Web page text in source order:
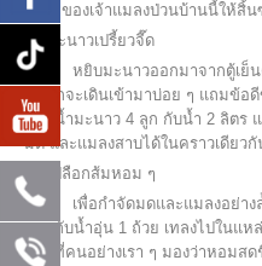
อาศัยของเจ้าแมลงป่วนบ้านนี้ให้สิ้น
6. มะนาวเปรี้ยวจี๊ด
หยิบมะนาวออกมาจากตู้เย็นด่
มดมักจะเดินเข้ามาบ่อย ๆ แถมข้อ
ผสมน้ำมะนาว 4 ลูก กับน้ำ 2 ลิตร
มด และแมลงสาบได้ในคราวเดียว
7. เปลือกส้มหอม ๆ
เพื่อกำจัดมดและแมลงอย่างล้ำ
ผสมกับน้ำอุ่น 1 ถ้วย เทลงไปในแห
กลิ่นที่คนอย่างเรา ๆ มองว่าหอมส